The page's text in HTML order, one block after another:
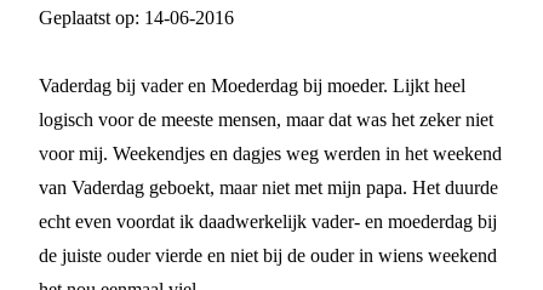
Geplaatst op: 14-06-2016
Vaderdag bij vader en Moederdag bij moeder. Lijkt heel
logisch voor de meeste mensen, maar dat was het zeker niet
voor mij. Weekendjes en dagjes weg werden in het weekend
van Vaderdag geboekt, maar niet met mijn papa. Het duurde
echt even voordat ik daadwerkelijk vader- en moederdag bij
de juiste ouder vierde en niet bij de ouder in wiens weekend